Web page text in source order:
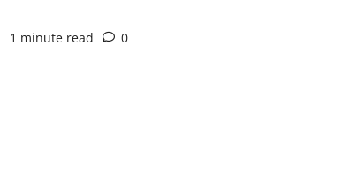
1 minute read 0